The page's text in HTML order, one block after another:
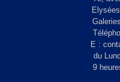
E :
du
9